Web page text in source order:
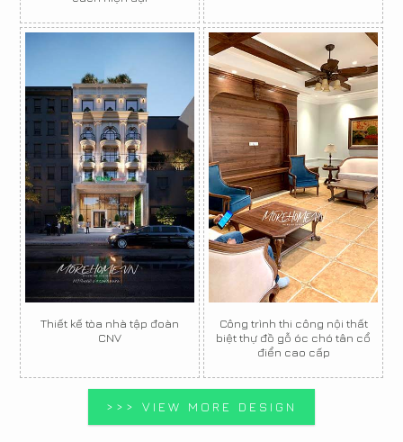
Thiết kế tòa nhà tập đoàn
CNV
Công trình thi công nội thất
biệt thự đồ gỗ óc chó tân cổ
điển cao cấp
>>> VIEW MORE DESIGN